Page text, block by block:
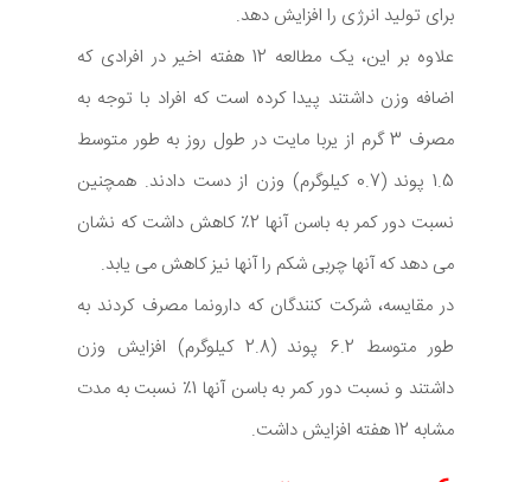
برای تولید انرژی را افزایش دهد.
علاوه بر این، یک مطالعه 12 هفته اخیر در افرادی که
اضافه وزن داشتند پیدا کرده است که افراد با توجه به
مصرف 3 گرم از یربا مایت در طول روز به طور متوسط
1.5 پوند (0.7 کیلوگرم) وزن از دست دادند. همچنین
نسبت دور کمر به باسن آنها 2٪ کاهش داشت که نشان
می دهد که آنها چربی شکم را آنها نیز کاهش می یابد.
در مقایسه، شرکت کنندگان که دارونما مصرف کردند به
طور متوسط 6.2 پوند (2.8 کیلوگرم) افزایش وزن
داشتند و نسبت دور کمر به باسن آنها 1٪ نسبت به مدت
مشابه 12 هفته افزایش داشت.